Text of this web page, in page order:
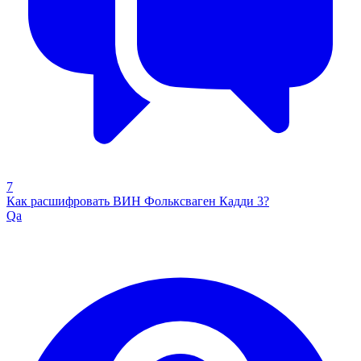
7
Как расшифровать ВИН Фольксваген Кадди 3?
Qa